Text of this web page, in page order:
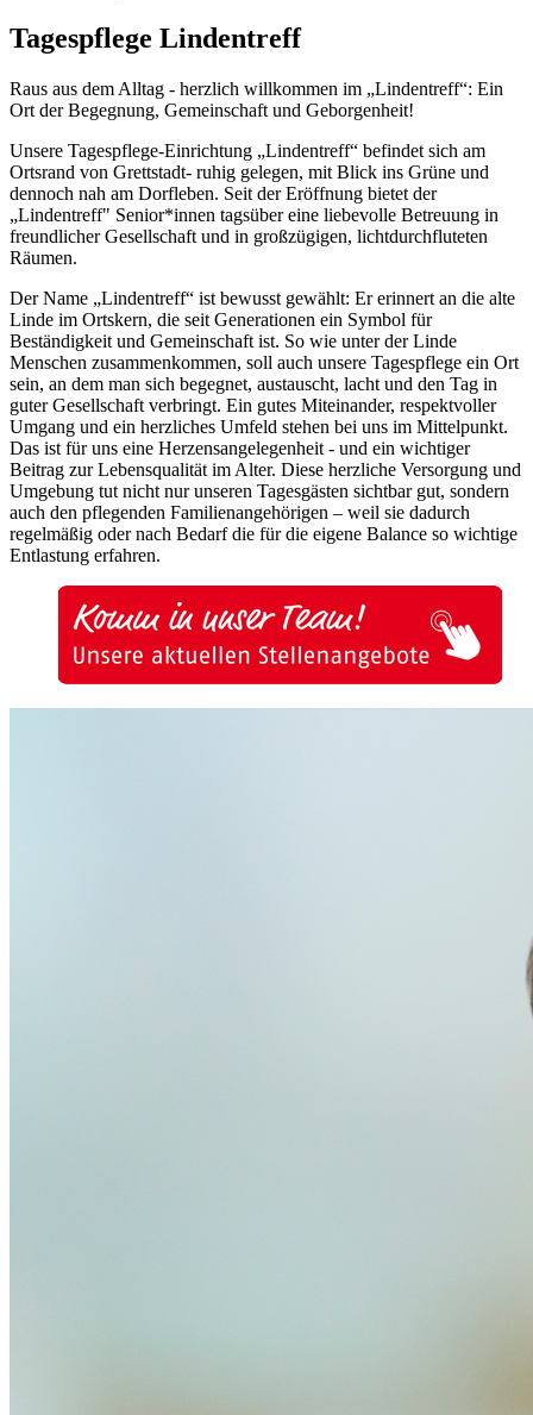
Tagespflege Lindentreff
Raus aus dem Alltag - herzlich willkommen im „Lindentreff“: Ein
Ort der Begegnung, Gemeinschaft und Geborgenheit!
Unsere Tagespflege-Einrichtung „Lindentreff“ befindet sich am
Ortsrand von Grettstadt- ruhig gelegen, mit Blick ins Grüne und
dennoch nah am Dorfleben. Seit der Eröffnung bietet der
„Lindentreff" Senior*innen tagsüber eine liebevolle Betreuung in
freundlicher Gesellschaft und in großzügigen, lichtdurchfluteten
Räumen.
Der Name „Lindentreff“ ist bewusst gewählt: Er erinnert an die alte
Linde im Ortskern, die seit Generationen ein Symbol für
Beständigkeit und Gemeinschaft ist. So wie unter der Linde
Menschen zusammenkommen, soll auch unsere Tagespflege ein Ort
sein, an dem man sich begegnet, austauscht, lacht und den Tag in
guter Gesellschaft verbringt. Ein gutes Miteinander, respektvoller
Umgang und ein herzliches Umfeld stehen bei uns im Mittelpunkt.
Das ist für uns eine Herzensangelegenheit - und ein wichtiger
Beitrag zur Lebensqualität im Alter. Diese herzliche Versorgung und
Umgebung tut nicht nur unseren Tagesgästen sichtbar gut, sondern
auch den pflegenden Familienangehörigen – weil sie dadurch
regelmäßig oder nach Bedarf die für die eigene Balance so wichtige
Entlastung erfahren.